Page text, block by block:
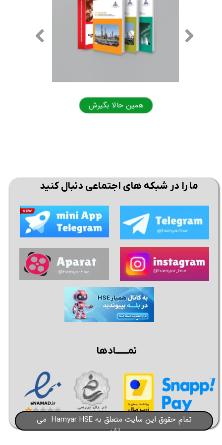
همین حالا بگیرش
تمام حقوق این سایت متعلق به Hamyar HSE می
باشد​​​​​​​
ما را در شبکه های اجتماعی دنبال کنید
نمــــــادها